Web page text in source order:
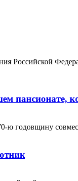
Российской
пансионате,
ю годовщину